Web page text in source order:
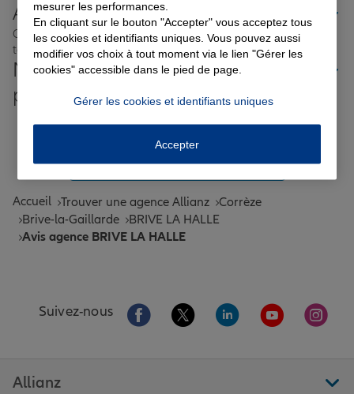
Tous nos devis d'assurance
Allianz proche de chez vous
Où que vous soyez en France, nos agences Allianz sont
toujours près de chez vous.
Nos offres d'assurance dans les
plus grandes villes de France
Toutes les agences Allianz de France
Tous nos guides et conseils Allianz
Accueil Trouver une agence Allianz Corrèze
Brive-la-Gaillarde
BRIVE LA HALLE
Avis agence BRIVE LA HALLE
Suivez-nous Aller sur la page Facebook de Allianz
Aller sur la page Twitter de
Aller sur la page
Aller sur la
Aller
Allianz
mesurer les performances.
En cliquant sur le bouton "Accepter" vous acceptez tous
les cookies et identifiants uniques. Vous pouvez aussi
modifier vos choix à tout moment via le lien "Gérer les
cookies" accessible dans le pied de page.
Gérer les cookies et identifiants uniques
Accepter